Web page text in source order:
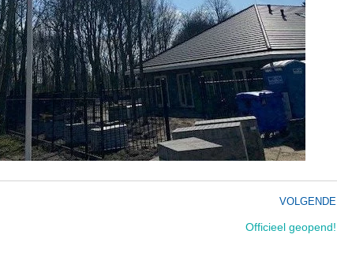
VOLGENDE
Officieel geopend!